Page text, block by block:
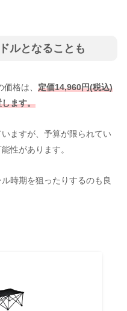
ルとなることも
格は、 定価14,960円(税込)
ます。
ますが、予算が限られてい
性があります。
時期を狙ったりするのも良